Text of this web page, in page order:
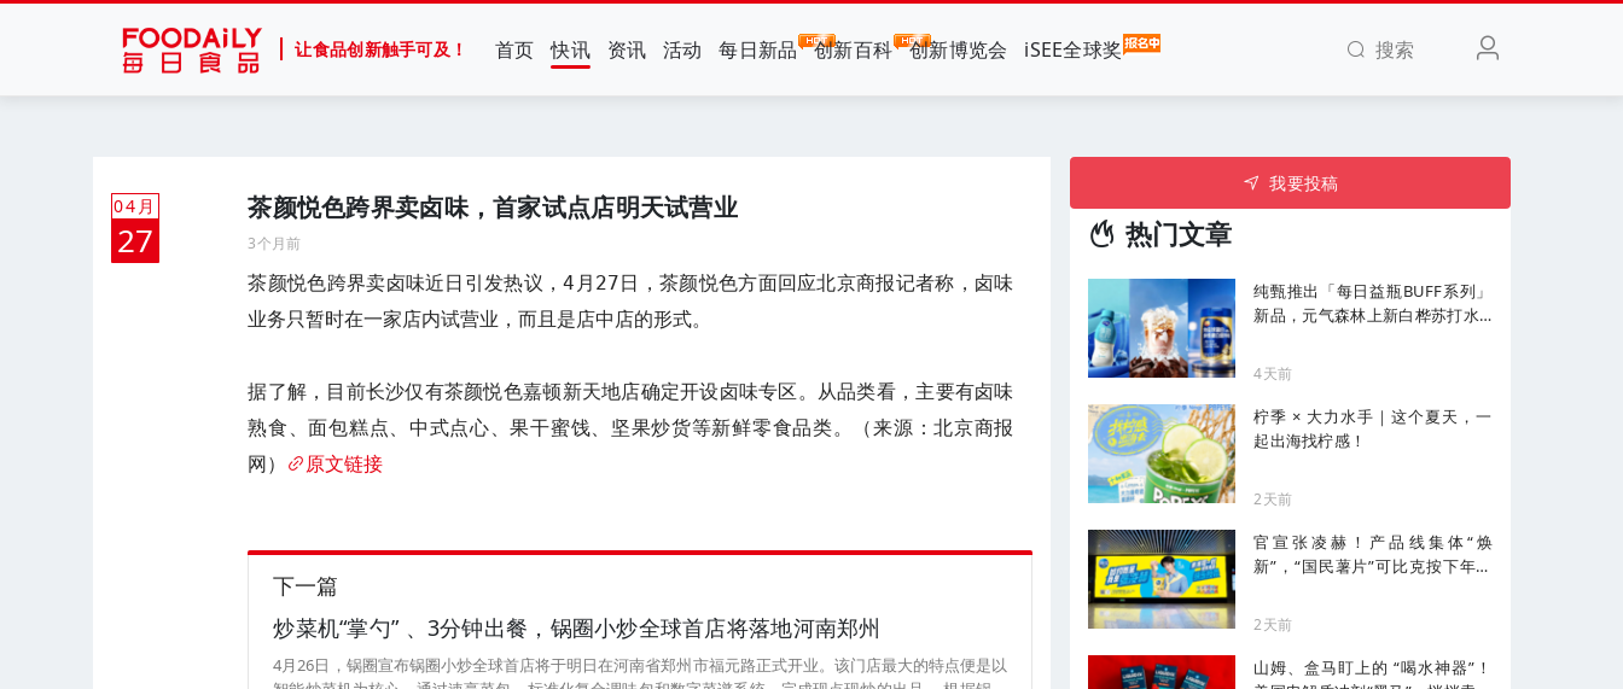
让食品创新触手可及！ 首页 快讯 资讯 活动 每日新品 创新百科 创新博览会 iSEE全球奖 搜索
04月
27
茶颜悦色跨界卖卤味，首家试点店明天试营业
3个月前
茶颜悦色跨界卖卤味近日引发热议，4月27日，茶颜悦色方面回应北京商报记者称，卤味
业务只暂时在一家店内试营业，而且是店中店的形式。
据了解，目前长沙仅有茶颜悦色嘉顿新天地店确定开设卤味专区。从品类看，主要有卤味
熟食、面包糕点、中式点心、果干蜜饯、坚果炒货等新鲜零食品类。（来源：北京商报
网）
原文链接
下一篇
炒菜机“掌勺” 、3分钟出餐，锅圈小炒全球首店将落地河南郑州
4月26日，锅圈宣布锅圈小炒全球首店将于明日在河南省郑州市福元路正式开业。该门店最大的特点便是以
我要投稿
热门文章
纯甄推出「每日益瓶BUFF系列」
新品，元气森林上新白桦苏打水...
4天前
柠季 × 大力水手｜这个夏天，一
起出海找柠感！
2天前
官宣张凌赫！产品线集体“焕
新”，“国民薯片”可比克按下年轻
2天前
山姆、盒马盯上的 “喝水神器”！